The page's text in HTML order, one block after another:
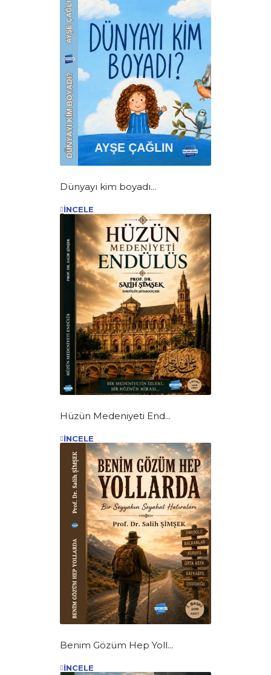
Dünyayı kim boyadı...
İNCELE
Hüzün Medeniyeti End...
İNCELE
Benim Gözüm Hep Yoll...
İNCELE